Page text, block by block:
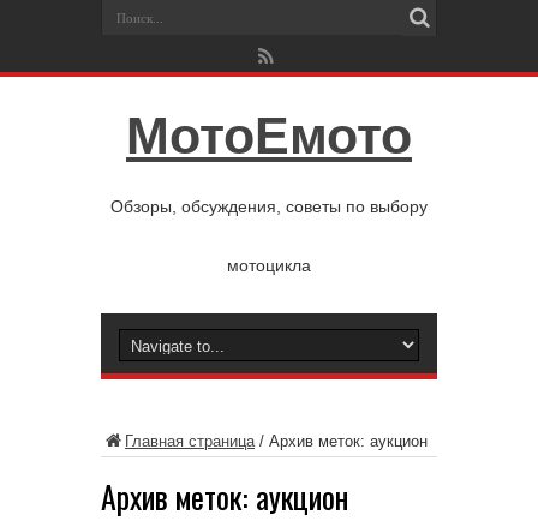
МотоЕмото
Обзоры, обсуждения, советы по выбору
мотоцикла
Главная страница/ Архив меток: аукцион
Архив меток: аукцион